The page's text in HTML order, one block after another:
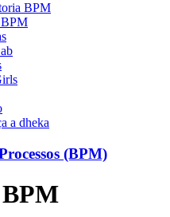
BPM
BPM
a dheka
(BPM)